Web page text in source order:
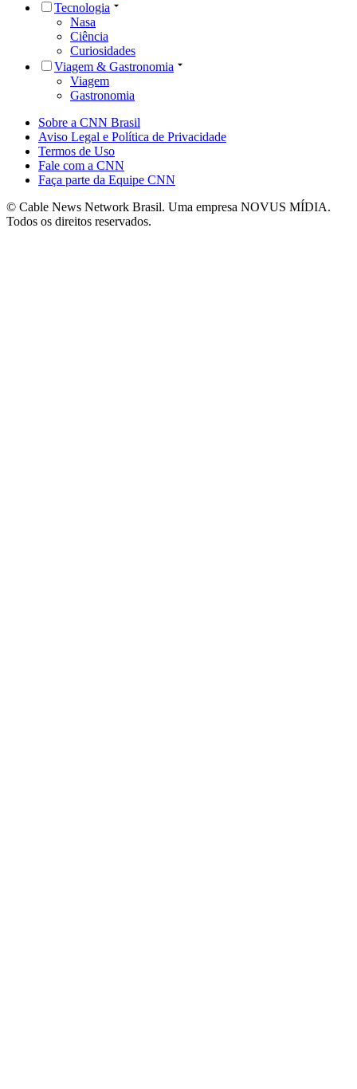
Tecnologia
Nasa
Ciência
Curiosidades
Viagem & Gastronomia
Viagem
Gastronomia
Sobre a CNN Brasil
Aviso Legal e Política de Privacidade
Termos de Uso
Fale com a CNN
Faça parte da Equipe CNN
© Cable News Network Brasil. Uma empresa NOVUS MÍDIA.
Todos os direitos reservados.